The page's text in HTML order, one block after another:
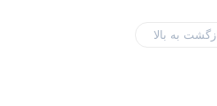
به بالا